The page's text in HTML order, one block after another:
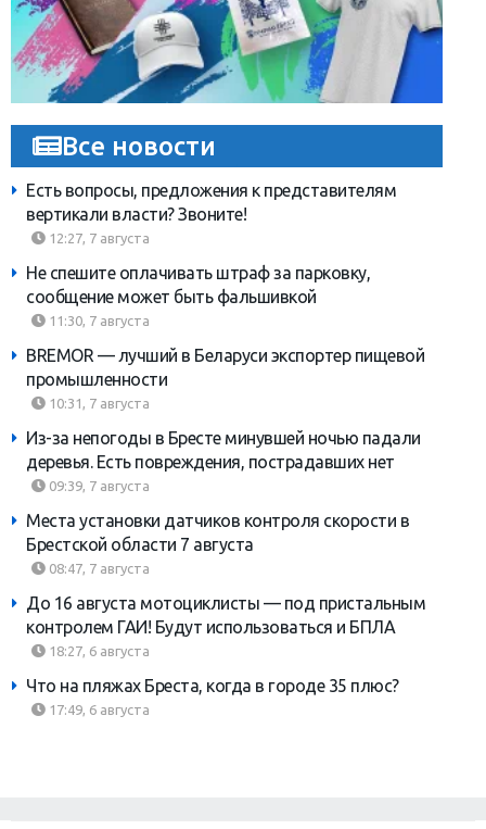
Все новости
Есть вопросы, предложения к представителям
вертикали власти? Звоните!
12:27, 7 августа
Не спешите оплачивать штраф за парковку,
сообщение может быть фальшивкой
11:30, 7 августа
BREMOR — лучший в Беларуси экспортер пищевой
промышленности
10:31, 7 августа
Из-за непогоды в Бресте минувшей ночью падали
деревья. Есть повреждения, пострадавших нет
09:39, 7 августа
Места установки датчиков контроля скорости в
Брестской области 7 августа
08:47, 7 августа
До 16 августа мотоциклисты — под пристальным
контролем ГАИ! Будут использоваться и БПЛА
18:27, 6 августа
Что на пляжах Бреста, когда в городе 35 плюс?
17:49, 6 августа